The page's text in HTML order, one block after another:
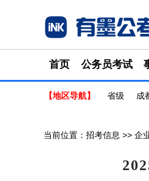
首页 公务员考试
【地区导航】 省级 成
当前位置： 招考信息 >> 企